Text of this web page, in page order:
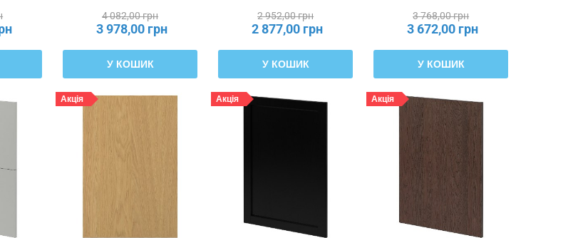
4 082,00 грн
3 978,00 грн
У КОШИК
2 952,00 грн
2 877,00 грн
У КОШИК
3 768,00 грн
3 672,00 грн
У КОШИК
Акція Акція Акція